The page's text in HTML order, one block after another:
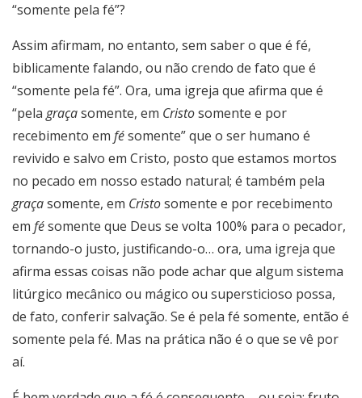
“somente pela fé”?
Assim afirmam, no entanto, sem saber o que é fé,
biblicamente falando, ou não crendo de fato que é
“somente pela fé”. Ora, uma igreja que afirma que é
“pela graçasomente, em Cristosomente e por
recebimento em fésomente” que o ser humano é
revivido e salvo em Cristo, posto que estamos mortos
no pecado em nosso estado natural; é também pela
graçasomente, em Cristosomente e por recebimento
em fésomente que Deus se volta 100% para o pecador,
tornando-o justo, justificando-o… ora, uma igreja que
afirma essas coisas não pode achar que algum sistema
litúrgico mecânico ou mágico ou supersticioso possa,
de fato, conferir salvação. Se é pela fé somente, então é
somente pela fé. Mas na prática não é o que se vê por
aí.